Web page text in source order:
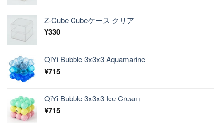
Z-Cube Cubeケース クリア
¥330
QiYi Bubble 3x3x3 Aquamarine
¥715
QiYi Bubble 3x3x3 Ice Cream
¥715